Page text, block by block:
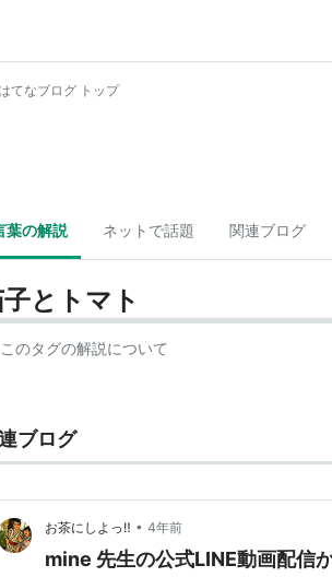
はてなブログ トップ
葉の解説 ネットで話題 関連ブログ
とトマト
このタグの解説について
ブログ
お茶にしよっ‼︎ • 4年前
mine 先生の公式LINE動画配信